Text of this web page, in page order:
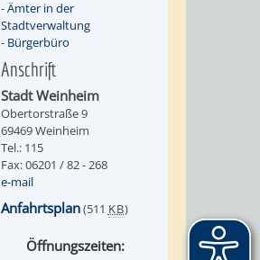
-Ämter in der
Stadtverwaltung
- Bürgerbüro
Anschrift
Stadt Weinheim
Obertorstraße 9
69469 Weinheim
Tel.: 115
Fax: 06201 / 82 - 268
e-mail
Anfahrtsplan(511 KB)
Öffnungszeiten: